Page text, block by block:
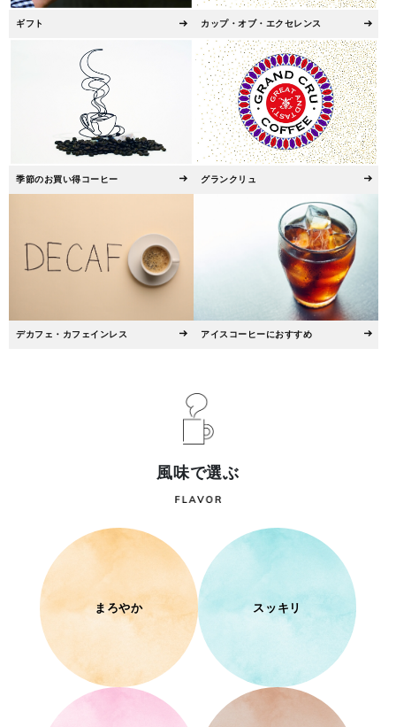
ギフト カップ・オブ・エクセレンス
季節のお買い得コーヒー グランクリュ
デカフェ・カフェインレス アイスコーヒーにおすすめ
風味で選ぶ
まろやか スッキリ